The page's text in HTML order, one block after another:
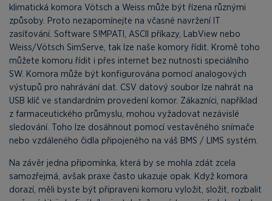
klimatická komora Vötsch a Weiss může být řízena různými
způsoby. Proto nezapomínejte na včasné navržení IT
zasíťování. Software S!MPATI, ASCII příkazy, LabView nebo
Weiss/Vötsch SimServe, tak lze naše komory řídit. Kromě toho
můžete komoru řídit i přes internet bez nutnosti speciálního
SW. Komora může být konfigurována pomocí analogových
výstupů pro nahrávání dat. CSV datový soubor lze nahrát na
USB klíč ve standardním provedení komor. Zákazníci, například
z farmaceutického průmyslu, mohou vyžadovat nezávislé
sledování. Toho lze dosáhnout pomocí vestavěného snímače
nebo vzdáleného čidla připojeného na váš BMS / LIMS systém.
Na závěr jedna připomínka, která by se mohla zdát zcela
samozřejmá, avšak praxe často ukazuje opak. Když komora
dorazí, měli byste být připraveni komoru vyložit, složit, rozbalit